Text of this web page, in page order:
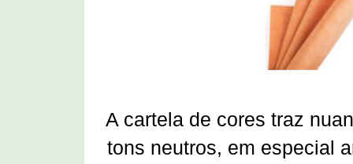
A cartela de cores traz
tons neutros, em especial